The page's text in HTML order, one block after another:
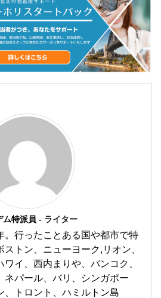
ム特派員 - ライター
。行ったことある国や都市で特
トン、ニューヨーク,リオン、
イ、西内まりや、バンコク、
ネパール、バリ、シンガポー
、トロント、ハミルトン島